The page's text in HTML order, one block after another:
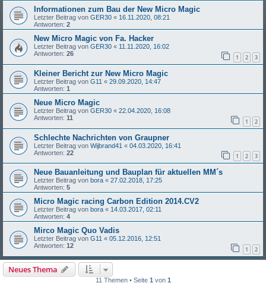
Informationen zum Bau der New Micro Magic
Letzter Beitrag von GER30 « 16.11.2020, 08:21
Antworten: 2
New Micro Magic von Fa. Hacker
Letzter Beitrag von GER30 « 11.11.2020, 16:02
Antworten: 26 1 2 3
Kleiner Bericht zur New Micro Magic
Letzter Beitrag von G11 « 29.09.2020, 14:47
Antworten: 1
Neue Micro Magic
Letzter Beitrag von GER30 « 22.04.2020, 16:08
Antworten: 11 1 2
Schlechte Nachrichten von Graupner
Letzter Beitrag von Wijbrand41 « 04.03.2020, 16:41
Antworten: 22 1 2 3
Neue Bauanleitung und Bauplan für aktuellen MM´s
Letzter Beitrag von bora « 27.02.2018, 17:25
Antworten: 5
Micro Magic racing Carbon Edition 2014.CV2
Letzter Beitrag von bora « 14.03.2017, 02:11
Antworten: 4
Mirco Magic Quo Vadis
Letzter Beitrag von G11 « 05.12.2016, 12:51
Antworten: 12 1 2
Neues Thema
11 Themen • Seite 1 von 1